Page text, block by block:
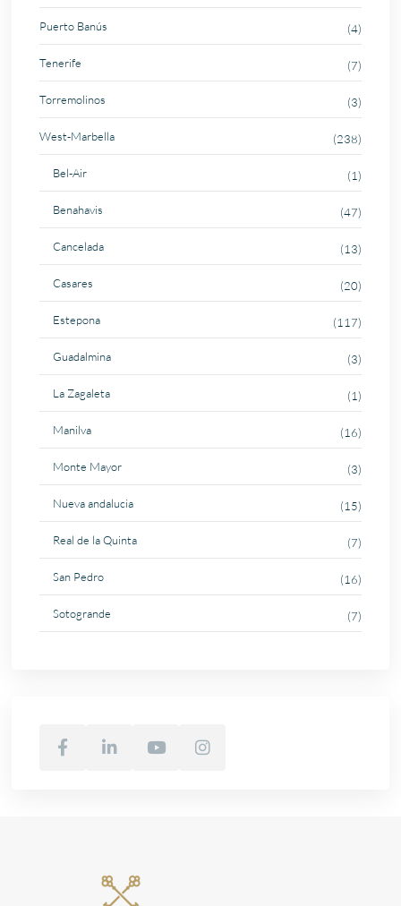
Puerto Banús (4)
Tenerife (7)
Torremolinos (3)
West-Marbella (238)
Bel-Air (1)
Benahavis (47)
Cancelada (13)
Casares (20)
Estepona (117)
Guadalmina (3)
La Zagaleta (1)
Manilva (16)
Monte Mayor (3)
Nueva andalucia (15)
Real de la Quinta (7)
San Pedro (16)
Sotogrande (7)